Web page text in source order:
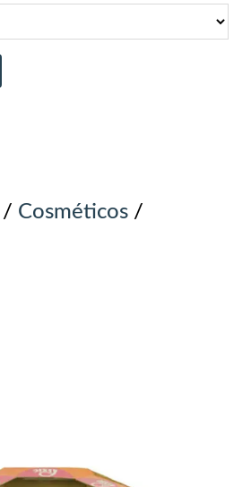
/ Cosméticos /